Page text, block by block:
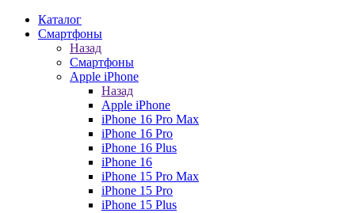
Каталог
Смартфоны
Назад
Смартфоны
Apple iPhone
Назад
Apple iPhone
iPhone 16 Pro Max
iPhone 16 Pro
iPhone 16 Plus
iPhone 16
iPhone 15 Pro Max
iPhone 15 Pro
iPhone 15 Plus